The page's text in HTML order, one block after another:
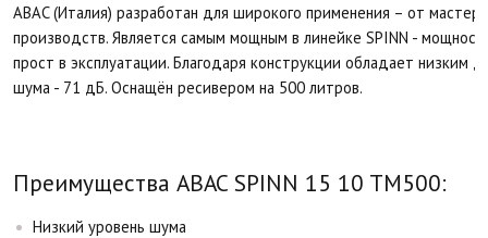
ABAC (Италия) разработан для широкого применения – от
производств. Является самым мощным в линейке SPINN -
прост в эксплуатации. Благодаря конструкции обладает низким
шума - 71 дБ. Оснащён ресивером на 500 литров.
Преимущества ABAC SPINN 15 10 TM500:
Низкий уровень шума